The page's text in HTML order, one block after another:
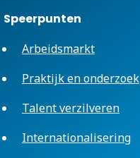
Speerpunten
Arbeidsmarkt
Praktijk en onderzoek
Talent verzilveren
Internationalisering